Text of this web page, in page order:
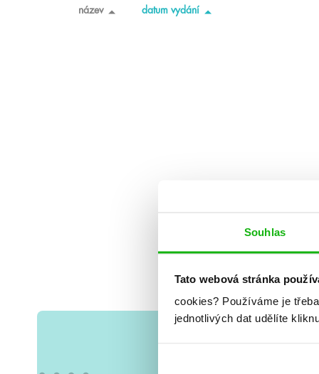
Souhlas
Tato webová stránka
cookies? Používáme je
jednotlivých dat udělíte
název datum vydání